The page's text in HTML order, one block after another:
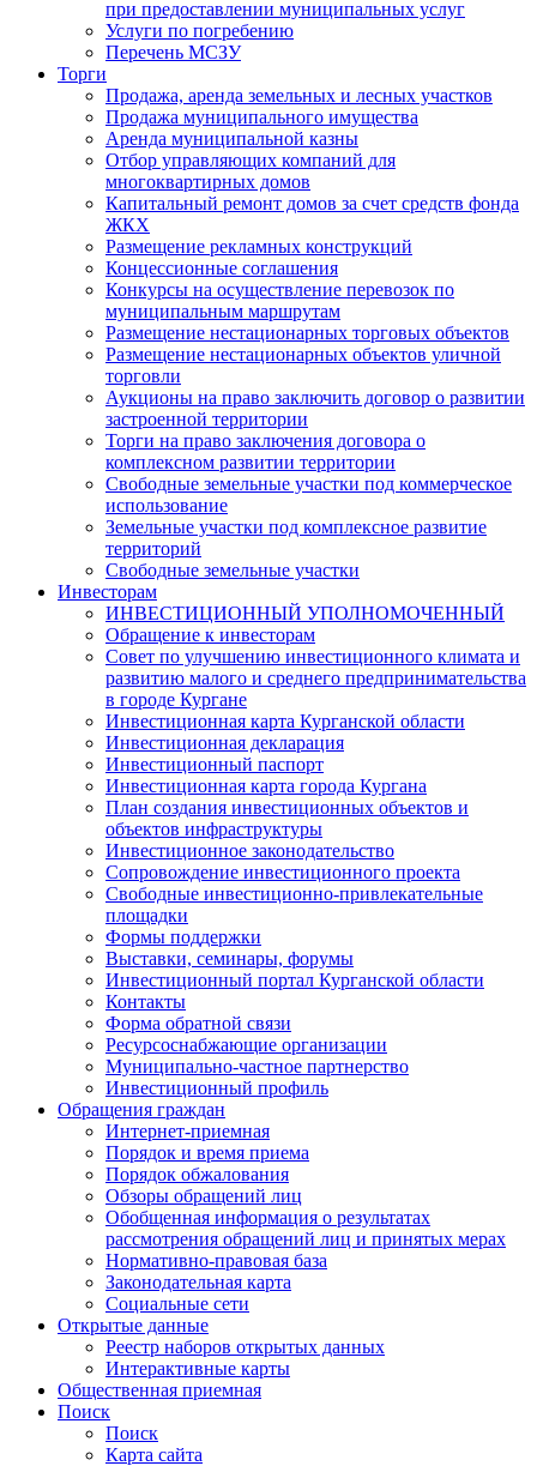
при предоставлении муниципальных услуг
Услуги по погребению
Перечень МСЗУ
Торги
Продажа, аренда земельных и лесных участков
Продажа муниципального имущества
Аренда муниципальной казны
Отбор управляющих компаний для
многоквартирных домов
Капитальный ремонт домов за счет средств фонда
ЖКХ
Размещение рекламных конструкций
Концессионные соглашения
Конкурсы на осуществление перевозок по
муниципальным маршрутам
Размещение нестационарных торговых объектов
Размещение нестационарных объектов уличной
торговли
Аукционы на право заключить договор о развитии
застроенной территории
Торги на право заключения договора о
комплексном развитии территории
Свободные земельные участки под коммерческое
использование
Земельные участки под комплексное развитие
территорий
Свободные земельные участки
Инвесторам
ИНВЕСТИЦИОННЫЙ УПОЛНОМОЧЕННЫЙ
Обращение к инвесторам
Совет по улучшению инвестиционного климата и
развитию малого и среднего предпринимательства
в городе Кургане
Инвестиционная карта Курганской области
Инвестиционная декларация
Инвестиционный паспорт
Инвестиционная карта города Кургана
План создания инвестиционных объектов и
объектов инфраструктуры
Инвестиционное законодательство
Сопровождение инвестиционного проекта
Свободные инвестиционно-привлекательные
площадки
Формы поддержки
Выставки, семинары, форумы
Инвестиционный портал Курганской области
Контакты
Форма обратной связи
Ресурсоснабжающие организации
Муниципально-частное партнерство
Инвестиционный профиль
Обращения граждан
Интернет-приемная
Порядок и время приема
Порядок обжалования
Обзоры обращений лиц
Обобщенная информация о результатах
рассмотрения обращений лиц и принятых мерах
Нормативно-правовая база
Законодательная карта
Социальные сети
Открытые данные
Реестр наборов открытых данных
Интерактивные карты
Общественная приемная
Поиск
Поиск
Карта сайта